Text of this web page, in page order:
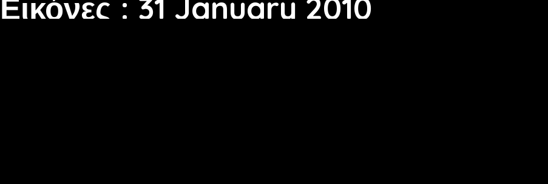
Εικόνες : 31 January 2010